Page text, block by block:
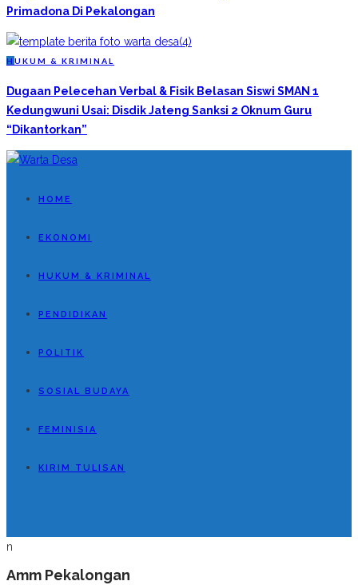
Primadona Di Pekalongan
H UKUM & KRIMINAL
Dugaan Pelecehan Verbal & Fisik Belasan Siswi SMAN 1
Kedungwuni Usai: Disdik Jateng Sanksi 2 Oknum Guru
“Dikantorkan”
HOME
EKONOMI
HUKUM & KRIMINAL
PENDIDIKAN
POLITIK
SOSIAL BUDAYA
FEMINISIA
KIRIM TULISAN
n
Amm Pekalongan